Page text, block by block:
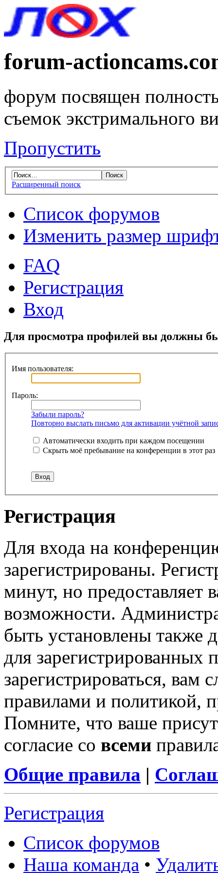
forum-
форум посвящен
съемок экстримального
Пропустить
Расширенный поиск
Список форумов
Изменить размер
FAQ
Регистрация
Вход
Для просмотра профилей вы должны
Имя пользователя:
Пароль:
Забыли пароль?
Повторно выслать письмо для активации учётной
Автоматически входить при каждом посещении
Скрыть моё пребывание на конференции в этот раз
Регистрация
Для входа на
зарегистрированы.
минут, но предоставляет
возможности.
быть установлены также
для зарегистрированных
зарегистрироваться, вам
правилами и политикой,
Помните, что ваше
согласие со всеми
Общие правила |
Регистрация
Список форумов
Наша команда •